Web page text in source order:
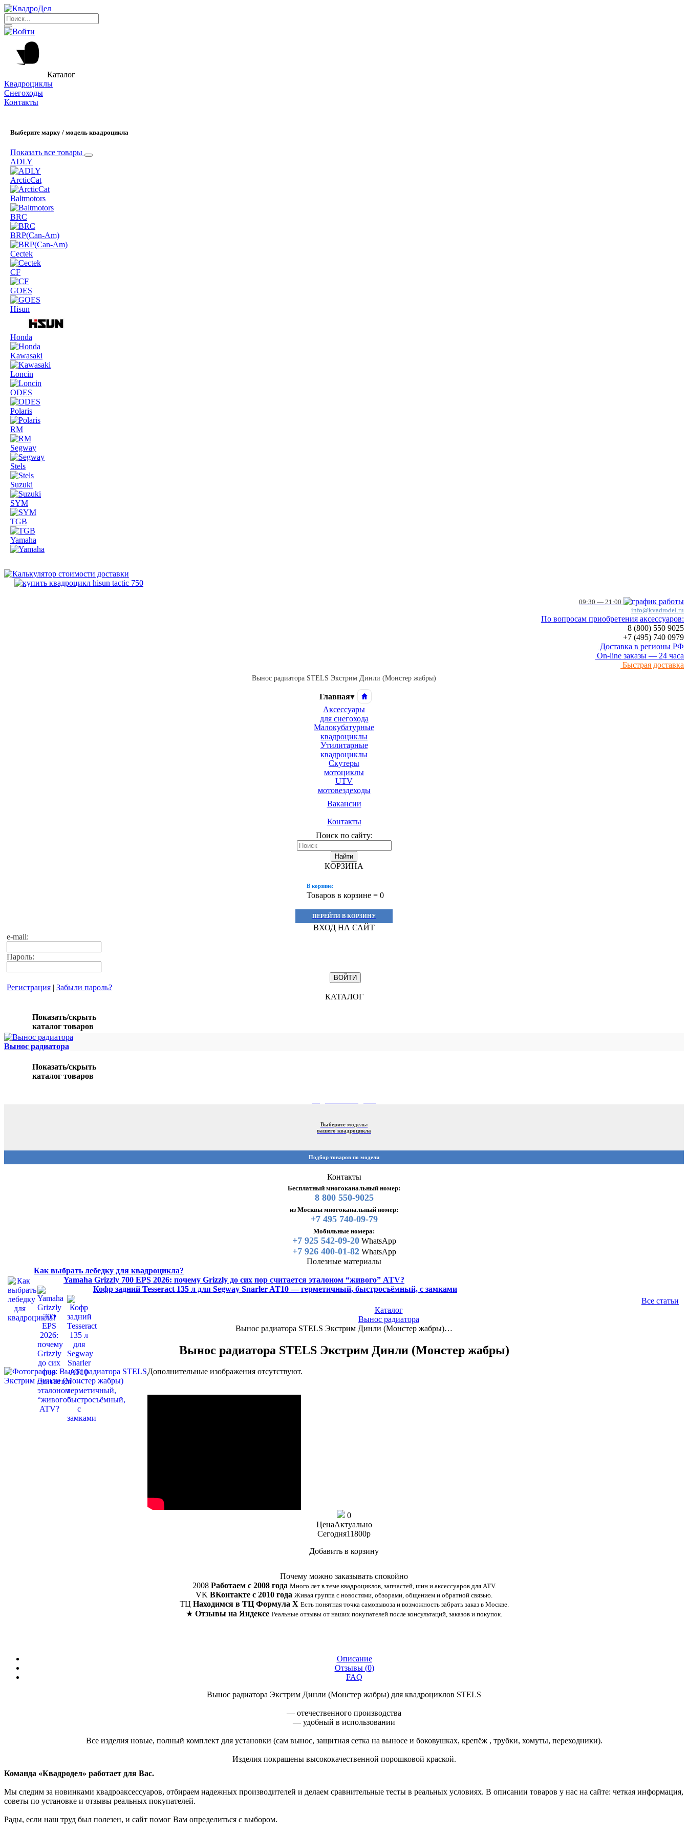
Каталог
Квадроциклы
Снегоходы
Контакты
Выберите марку / модель квадроцикла
Показать все товары
ADLY
ArcticCat
Baltmotors
BRC
BRP(Can-Am)
Cectek
CF
GOES
Hisun
Honda
Kawasaki
Loncin
ODES
Polaris
RM
Segway
Stels
Suzuki
SYM
TGB
Yamaha
09:30 — 21:00
info@kvadrodel.ru
По вопросам приобретения аксессуаров:
8 (800) 550 9025
+7 (495) 740 0979
Доставка в регионы РФ
On-line заказы — 24 часа
Быстрая доставка
Вынос радиатора STELS Экстрим Динли (Монстер жабры)
Главная▾
Аксессуары
для снегохода
Малокубатурные
квадроциклы
Утилитарные
квадроциклы
Скутеры
мотоциклы
UTV
мотовездеходы
Вакансии
Контакты
Поиск по сайту:
Найти
КОРЗИНА
В корзине:
Товаров в корзине = 0
ПЕРЕЙТИ В КОРЗИНУ
ВХОД НА САЙТ
e-mail:
Пароль:
Регистрация | Забыли пароль?
КАТАЛОГ
Показать/скрыть
каталог товаров
Вынос радиатора
Показать/скрыть
каталог товаров
Выберите модель:
вашего квадроцикла
Подбор товаров по модели
Контакты
Бесплатный многоканальный номер:
8 800 550-9025
из Москвы многоканальный номер:
+7 495 740-09-79
Мобильные номера:
+7 925 542-09-20WhatsApp
+7 926 400-01-82WhatsApp
Полезные материалы
Как выбрать лебедку для квадроцикла?
Yamaha Grizzly 700 EPS 2026: почему Grizzly до сих пор считается эталоном “живого” ATV?
Кофр задний Tesseract 135 л для Segway Snarler AT10 — герметичный, быстросъёмный, с замками
Все статьи
Каталог
Вынос радиатора
Вынос радиатора STELS Экстрим Динли (Монстер жабры)…
Вынос радиатора STELS Экстрим Динли (Монстер жабры)
Дополнительные изображения отсутствуют.
0
ЦенаАктуально
Сегодня11800p
Добавить в корзину
Почему можно заказывать спокойно
2008 Работаем с 2008 года Много лет в теме квадроциклов, запчастей, шин и аксессуаров для ATV.
VK ВКонтакте с 2010 года Живая группа с новостями, обзорами, общением и обратной связью.
ТЦ Находимся в ТЦ Формула Х Есть понятная точка самовывоза и возможность забрать заказ в Москве.
★ Отзывы на Яндексе Реальные отзывы от наших покупателей после консультаций, заказов и покупок.
Описание
Отзывы (0)
FAQ
Вынос радиатора Экстрим Динли (Монстер жабры) для квадроциклов STELS
— отечественного производства
— удобный в использовании
Все изделия новые, полный комплект для установки (сам вынос, защитная сетка на выносе и боковушках, крепёж , трубки, хомуты, переходники).
Изделия покрашены высококачественной порошковой краской.
Команда «Квадродел» работает для Вас.
Мы следим за новинками квадроаксессуаров, отбираем надежных производителей и делаем сравнительные тесты в реальных условиях. В описании товаров у нас на сайте: четкая информация,
советы по установке и отзывы реальных покупателей.
Рады, если наш труд был полезен, и сайт помог Вам определиться с выбором.